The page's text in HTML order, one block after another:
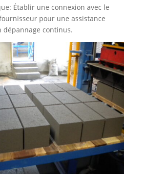
Établir une connexion avec le
pour une assistance
continus.